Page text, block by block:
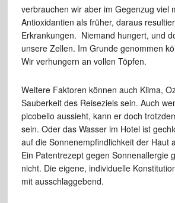
verbrauchen wir aber im Gegenzug viel
Antioxidantien als früher, daraus
Erkrankungen. Niemand hungert, und
unsere Zellen. Im Grunde genommen
Wir verhungern an vollen Töpfen.
Weitere Faktoren können auch Klima,
Sauberkeit des Reiseziels sein. Auch
picobello aussieht, kann er doch
sein. Oder das Wasser im Hotel ist
auf die Sonnenempfindlichkeit der Haut
Ein Patentrezept gegen Sonnenallergie
nicht. Die eigene, individuelle
mit ausschlaggebend.